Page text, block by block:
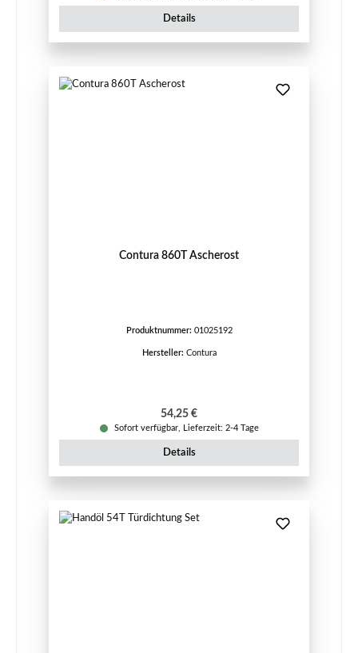
Details
Contura 860T Ascherost
Produktnummer: 01025192
Hersteller: Contura
Regulärer Preis:
54,25 €
Sofort verfügbar, Lieferzeit: 2-4 Tage
Details